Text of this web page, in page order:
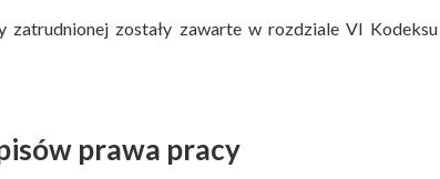
zostały zawarte w rozdziale VI Kodeksu
prawa pracy